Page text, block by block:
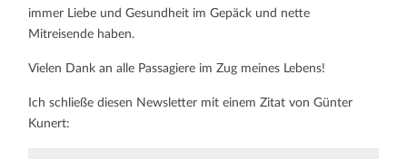
immer Liebe und Gesundheit im Gepäck und nette
Mitreisende haben.
Vielen Dank an alle Passagiere im Zug meines Lebens!
Ich schließe diesen Newsletter mit einem Zitat von Günter
Kunert: